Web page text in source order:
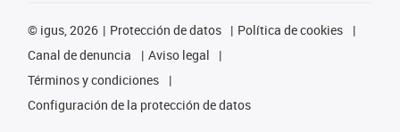
© igus, 2026 Protección de datos
Política de cookies
Canal de denuncia
Aviso legal
Términos y condiciones
Configuración de la protección de datos